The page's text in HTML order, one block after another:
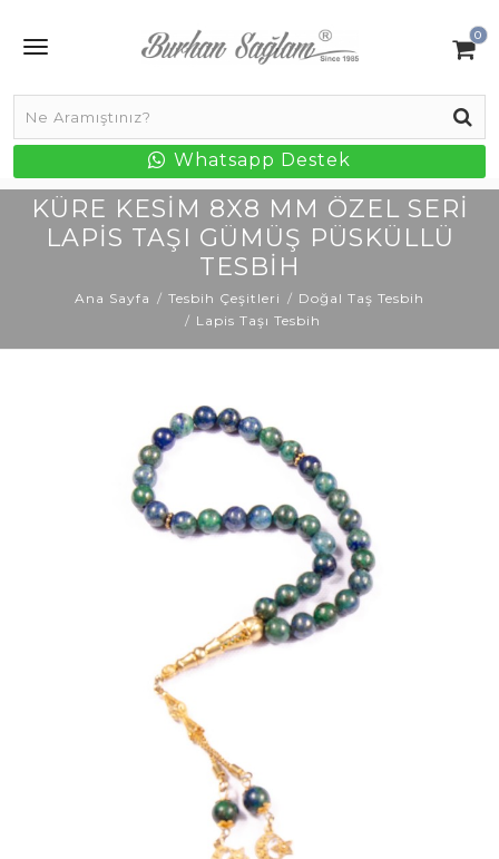
0
Whatsapp Destek
KÜRE KESIM 8X8 MM ÖZEL SERI
LAPIS TAŞI GÜMÜŞ PÜSKÜLLÜ
TESBIH
Ana Sayfa Tesbih Çeşitleri
Doğal Taş Tesbih
Lapis Taşı Tesbih